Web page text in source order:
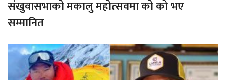
संखुवासभाको मकालु महोत्सवमा को को भए
सम्मानित